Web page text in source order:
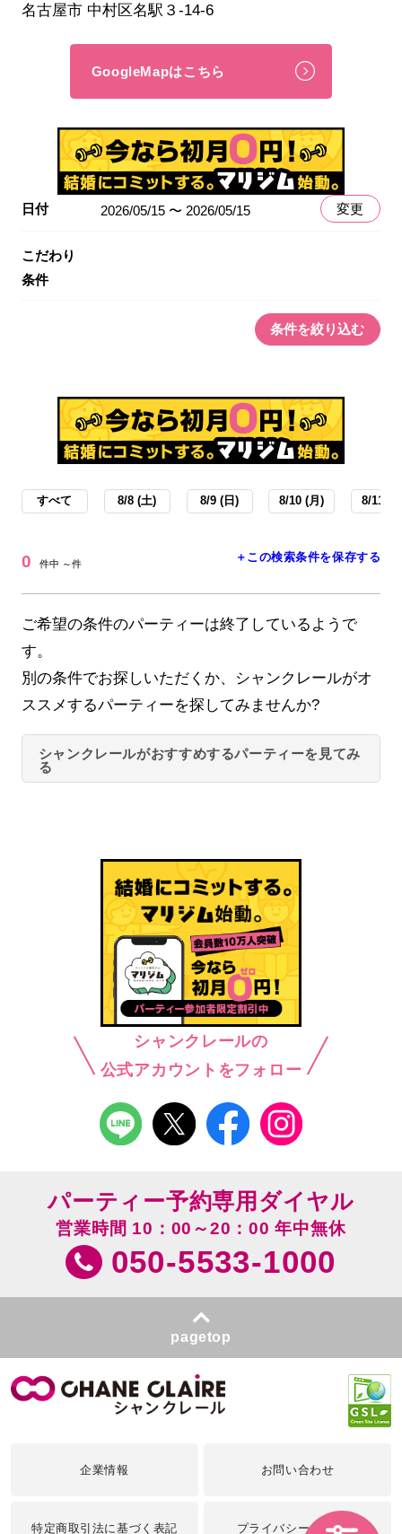
名古屋市 中村区名駅３-14-6
GoogleMapはこちら
日付 2026/05/15 〜 2026/05/15 変更
こだわり
条件
条件を絞り込む
すべて 8/8 (土) 8/9 (日) 8/10 (月) 8/11 (
0 件中 ～件 ＋この検索条件を保存する
ご希望の条件のパーティーは終了しているようで
す。
別の条件でお探しいただくか、シャンクレールがオ
ススメするパーティーを探してみませんか?
シャンクレールがおすすめするパーティーを見てみ
る
シャンクレールの
公式アカウントをフォロー
パーティー予約専用ダイヤル
営業時間 10：00～20：00 年中無休
050-5533-1000
pagetop
企業情報 お問い合わせ
特定商取引法に基づく表記 プライバシーポリシー